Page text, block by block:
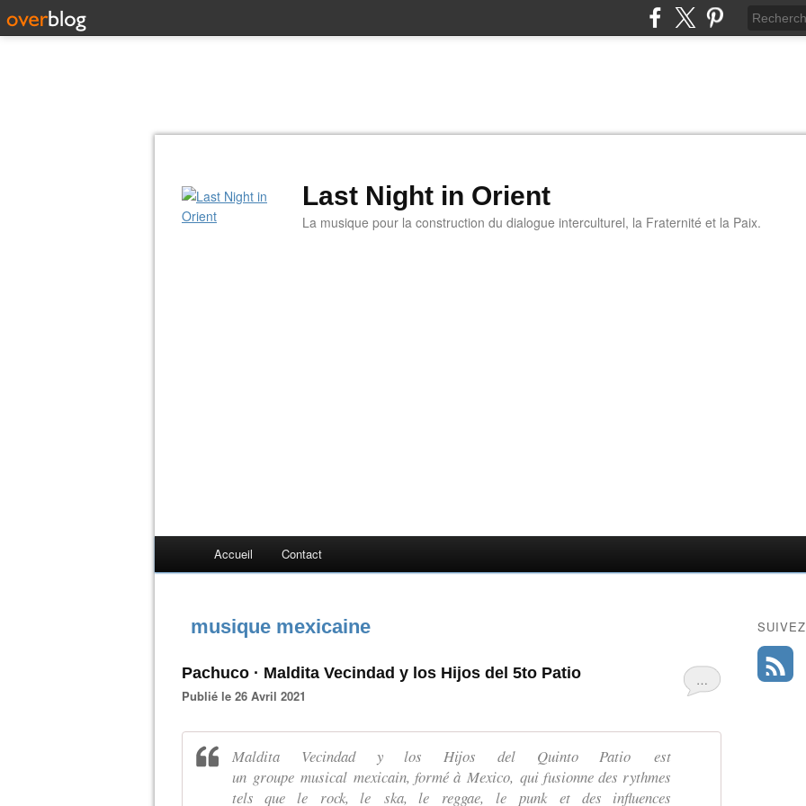
Last Night in Orient
La musique pour la construction du dialogue interculturel, la Fraternité et la Paix.
Accueil Contact
musique mexicaine
…
Pachuco · Maldita Vecindad y los Hijos del 5to Patio
Publié le 26 Avril 2021
Maldita Vecindad y los Hijos del Quinto Patio est
un groupe musical mexicain, formé à Mexico, qui fusionne des rythmes
tels que le rock, le ska, le reggae, le punk et des influences